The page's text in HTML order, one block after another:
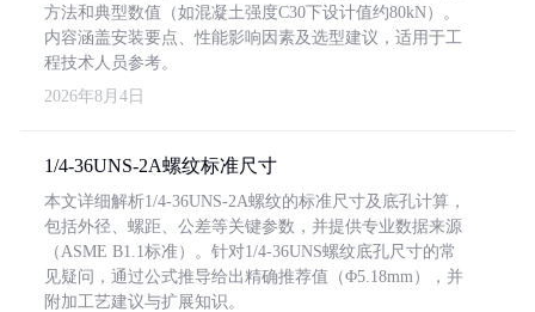
方法和典型数值（如混凝土强度C30下设计值约80kN）。
内容涵盖安装要点、性能影响因素及选型建议，适用于工
程技术人员参考。
2026年8月4日
1/4-36UNS-2A螺纹标准尺寸
本文详细解析1/4-36UNS-2A螺纹的标准尺寸及底孔计算，
包括外径、螺距、公差等关键参数，并提供专业数据来源
（ASME B1.1标准）。针对1/4-36UNS螺纹底孔尺寸的常
见疑问，通过公式推导给出精确推荐值（Φ5.18mm），并
附加工艺建议与扩展知识。